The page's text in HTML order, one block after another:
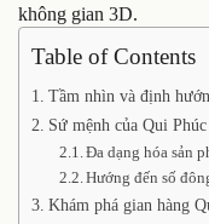
không gian 3D.
Table of Contents
Tầm nhìn và định
Sứ mệnh của Qui Phúc
Đa dạng hóa sản
Hướng đến số
Khám phá gian hàng